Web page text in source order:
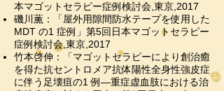
本マゴットセラピー症例検討会,東京,2017
磯川薫：「屋外用隙間防水テープを使用した
MDT の1 症例」第5回日本マゴットセラピー
症例検討会,東京,2017
竹本啓伸：「マゴットセラピーにより創治癒
を得た抗セントロメア抗体陽性全身性強皮症
に伴う足壊疽の1 例―重症虚血肢における治